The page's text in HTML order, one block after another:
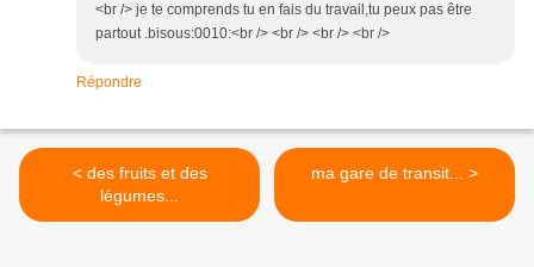
<br /> je te comprends tu en fais du travail,tu peux pas être
partout .bisous:0010:<br /> <br /> <br /> <br />
Répondre
< des fruits et des
légumes...
ma gare de transit... >